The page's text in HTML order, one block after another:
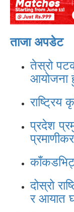
ताजा अपडेट
तेस्रो
आयोजना
राष्ट्रिय
प्रदेश
दोस्रो
र आयात